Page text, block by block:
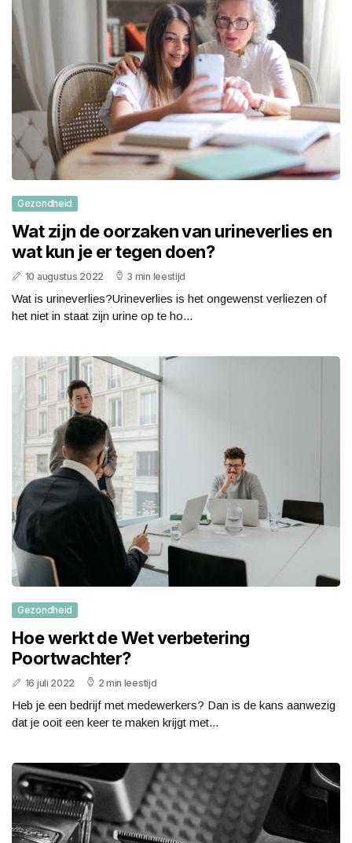
Gezondheid
Wat zijn de oorzaken van urineverlies en
wat kun je er tegen doen?
10 augustus 2022 3 min leestijd
Wat is urineverlies?Urineverlies is het ongewenst verliezen of
het niet in staat zijn urine op te ho...
Gezondheid
Hoe werkt de Wet verbetering
Poortwachter?
16 juli 2022 2 min leestijd
Heb je een bedrijf met medewerkers? Dan is de kans aanwezig
dat je ooit een keer te maken krijgt met...